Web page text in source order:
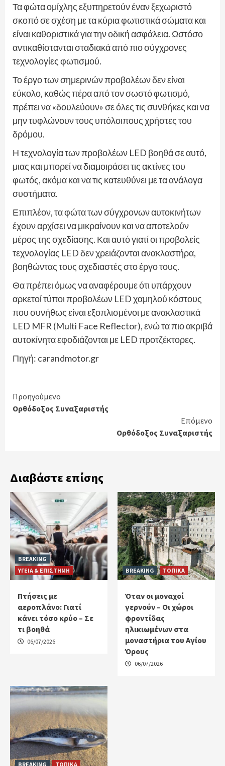
Τα φώτα ομίχλης εξυπηρετούν έναν ξεχωριστό
σκοπό σε σχέση με τα κύρια φωτιστικά σώματα και
είναι καθοριστικά για την οδική ασφάλεια. Ωστόσο
αντικαθίστανται σταδιακά από πιο σύγχρονες
τεχνολογίες φωτισμού.
Το έργο των σημερινών προβολέων δεν είναι
εύκολο, καθώς πέρα από τον σωστό φωτισμό,
πρέπει να «δουλεύουν» σε όλες τις συνθήκες και να
μην τυφλώνουν τους υπόλοιπους χρήστες του
δρόμου.
Η τεχνολογία των προβολέων LED βοηθά σε αυτό,
μιας και μπορεί να διαμοιράσει τις ακτίνες του
φωτός, ακόμα και να τις κατευθύνει με τα ανάλογα
συστήματα.
Επιπλέον, τα φώτα των σύγχρονων αυτοκινήτων
έχουν αρχίσει να μικραίνουν και να αποτελούν
μέρος της σχεδίασης. Και αυτό γιατί οι προβολείς
τεχνολογίας LED δεν χρειάζονται ανακλαστήρα,
βοηθώντας τους σχεδιαστές στο έργο τους.
Θα πρέπει όμως να αναφέρουμε ότι υπάρχουν
αρκετοί τύποι προβολέων LED χαμηλού κόστους
που συνήθως είναι εξοπλισμένοι με ανακλαστικά
LED MFR (Multi Face Reflector), ενώ τα πιο ακριβά
αυτοκίνητα εφοδιάζονται με LED προτζέκτορες.
Πηγή: carandmotor.gr
Continue
Reading
Προηγούμενο
Ορθόδοξος Συναξαριστής
Επόμενο
Ορθόδοξος Συναξαριστής
Διαβάστε επίσης
BREAKING
ΥΓΕΙΑ & ΕΠΙΣΤΗΜΗ
Πτήσεις με
αεροπλάνο: Γιατί
κάνει τόσο κρύο – Σε
τι βοηθά
06/07/2026
BREAKING ΤΟΠΙΚΑ
Όταν οι μοναχοί
γερνούν – Οι χώροι
φροντίδας
ηλικιωμένων στα
μοναστήρια του Αγίου
Όρους
06/07/2026
BREAKING ΤΟΠΙΚΑ